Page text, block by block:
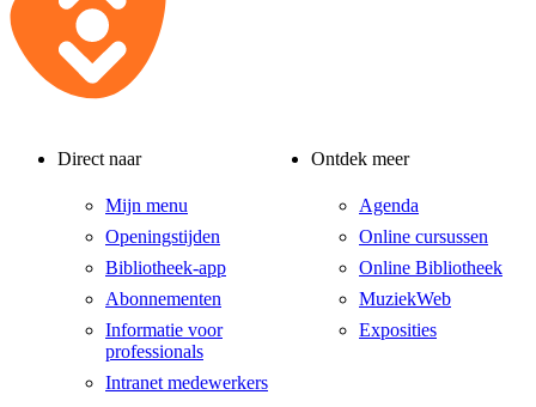
Direct naar
Mijn menu
Openingstijden
Bibliotheek-app
Abonnementen
Informatie voor
professionals
Intranet medewerkers
Ontdek meer
Agenda
Online cursussen
Online Bibliotheek
MuziekWeb
Exposities